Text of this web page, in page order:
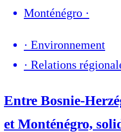
Monténégro ·
· Environnement
· Relations
Entre Bosnie-
et Monténégro,